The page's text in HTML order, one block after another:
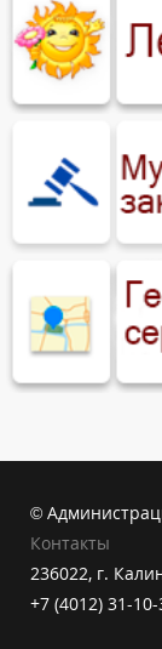
©
Контакты
236022, г.
+7 (4012) 31-10-